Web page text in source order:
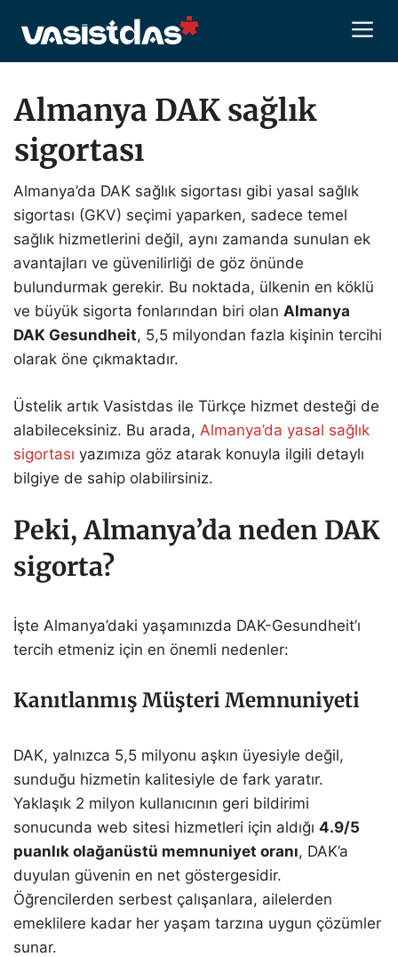
atla
Almanya DAK sağlık
sigortası
Almanya’da DAK sağlık sigortası gibi yasal sağlık
sigortası (GKV) seçimi yaparken, sadece temel
sağlık hizmetlerini değil, aynı zamanda sunulan ek
avantajları ve güvenilirliği de göz önünde
bulundurmak gerekir. Bu noktada, ülkenin en köklü
ve büyük sigorta fonlarından biri olan Almanya
DAK Gesundheit, 5,5 milyondan fazla kişinin tercihi
olarak öne çıkmaktadır.
Üstelik artık Vasistdas ile Türkçe hizmet desteği de
alabileceksiniz. Bu arada, Almanya’da yasal sağlık
sigortası yazımıza göz atarak konuyla ilgili detaylı
bilgiye de sahip olabilirsiniz.
Peki, Almanya’da neden DAK
sigorta?
İşte Almanya’daki yaşamınızda DAK-Gesundheit’ı
tercih etmeniz için en önemli nedenler:
Kanıtlanmış Müşteri Memnuniyeti
DAK, yalnızca 5,5 milyonu aşkın üyesiyle değil,
sunduğu hizmetin kalitesiyle de fark yaratır.
Yaklaşık 2 milyon kullanıcının geri bildirimi
sonucunda web sitesi hizmetleri için aldığı 4.9/5
puanlık olağanüstü memnuniyet oranı, DAK’a
duyulan güvenin en net göstergesidir.
Öğrencilerden serbest çalışanlara, ailelerden
emeklilere kadar her yaşam tarzına uygun çözümler
sunar.